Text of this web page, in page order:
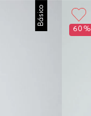
Básico
60%